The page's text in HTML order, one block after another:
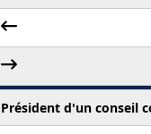
Président d'un conseil